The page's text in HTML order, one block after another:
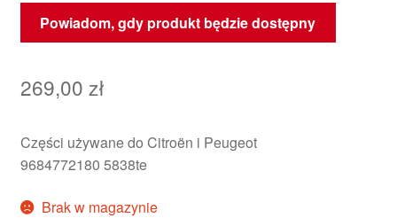
Powiadom, gdy produkt będzie dostępny
269,00 zł
Części używane do Citroën i Peugeot
9684772180 5838te
Brak w magazynie